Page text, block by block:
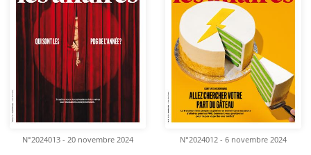
N°2024013 - 20 novembre 2024 N°2024012 - 6 novembre 2024